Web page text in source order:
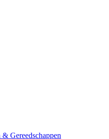
Gereedschappen